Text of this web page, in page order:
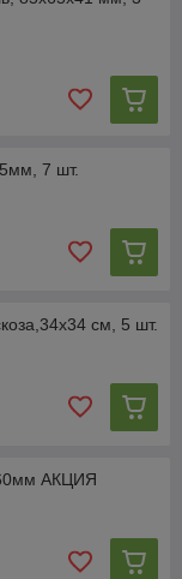
7 шт.
см, 5 шт.
АКЦИЯ